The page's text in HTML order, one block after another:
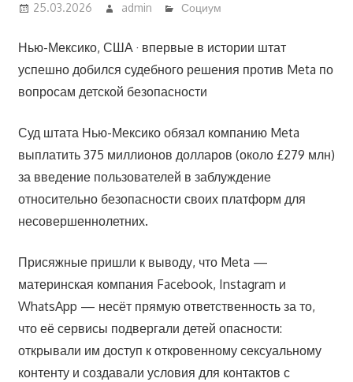
25.03.2026 admin Социум
Нью-Мексико, США · впервые в истории штат
успешно добился судебного решения против Meta по
вопросам детской безопасности
Суд штата Нью-Мексико обязал компанию Meta
выплатить 375 миллионов долларов (около £279 млн)
за введение пользователей в заблуждение
относительно безопасности своих платформ для
несовершеннолетних.
Присяжные пришли к выводу, что Meta —
материнская компания Facebook, Instagram и
WhatsApp — несёт прямую ответственность за то,
что её сервисы подвергали детей опасности:
открывали им доступ к откровенному сексуальному
контенту и создавали условия для контактов с